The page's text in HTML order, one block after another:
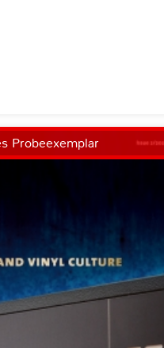
Probeexemplar